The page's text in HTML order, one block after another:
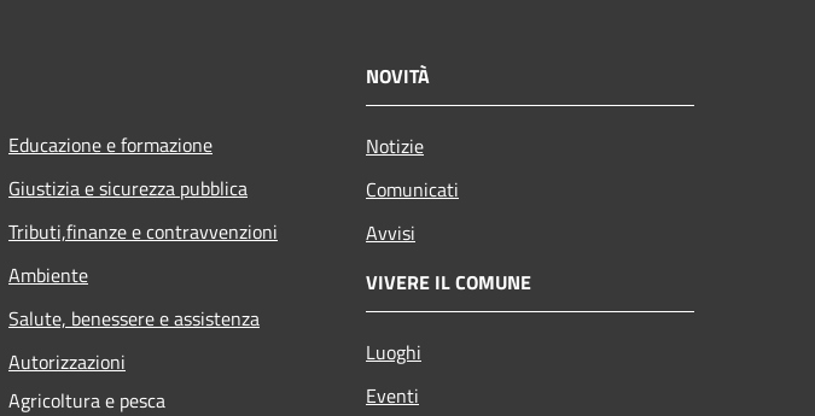
Educazione e formazione
Giustizia e sicurezza pubblica
Tributi,finanze e contravvenzioni
Ambiente
Salute, benessere e assistenza
Autorizzazioni
Agricoltura e pesca
NOVITÀ
Notizie
Comunicati
Avvisi
VIVERE IL COMUNE
Luoghi
Eventi